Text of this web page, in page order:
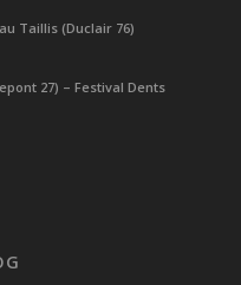
Taillis (Duclair 76)
27) – Festival Dents